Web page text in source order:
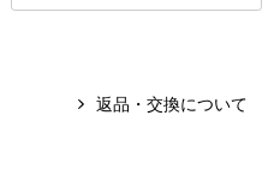
返品・交換について